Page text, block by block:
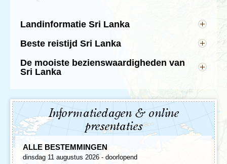
Landinformatie Sri Lanka
Andere bekende steden in Sri Lanka: Colombo,
Inwoners: 22 miljoen
Taal: Singalees
Beste reistijd: het hele jaar door, met de nadruk op
februari en maart
Tijdsverschil: Tijdens onze zomertijd is het in Sri
Lanka 3,5 uur later, tijdens onze wintertijd 4,5 uur.
Oppervlakte: 65.610 km2
is een eilandstaat in Zuid-Azië en ligt in de
Indische Oceaan. Het eiland bestaat voor een
Beste reistijd Sri Lanka
april.Lees er hier meer over
De mooiste bezienswaardigheden van
Sri Lanka
van Azië, maar heeft haar charme behouden. Het is
een land vol hoogtepunten en afwisseling. Met
vriendelijke bevolking, prachtige Boeddhabeelden en
tempels en indrukwekkende landschappen. De
mooie stranden en Nederlandse historie maakt dat dit
aantal bezienswaardigheden van het bijzondere Sri
Lanka op een rij.
Informatiedagen & online
presentaties
ALLE BESTEMMINGEN
dinsdag 11 augustus 2026 - doorlopend